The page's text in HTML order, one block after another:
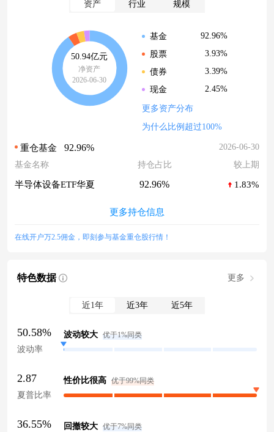
资产 行业 规模
50.94亿元
净资产
2026-06-30
基金
92.96%
股票
3.93%
债券
3.39%
现金
2.45%
更多资产分布
为什么比例超过100%
重仓基金 92.96%
2026-06-30
基金名称
持仓占比 较上期
半导体设备ETF华夏 92.96% 1.83%
更多持仓信息
在线开户万2.5佣金，即刻参与基金重仓股行情！
特色数据 更多
近1年 近3年 近5年
50.58%
波动率
波动较大 优于1%同类
2.87
夏普比率
性价比很高 优于99%同类
36.55% 回撤较大 优于7%同类